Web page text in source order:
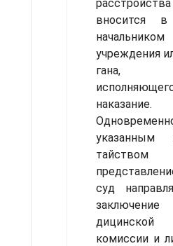
расстройства
вносится
начальником
учреждения
гана,
наказание.
указанным
тайством
суд
дицинской
комиссии и